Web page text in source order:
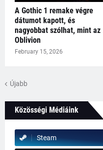
A Gothic 1 remake végre
dátumot kapott, és
nagyobbat szólhat, mint az
Oblivion
February 15, 2026
Újabb
Közösségi Médiáink
Steam